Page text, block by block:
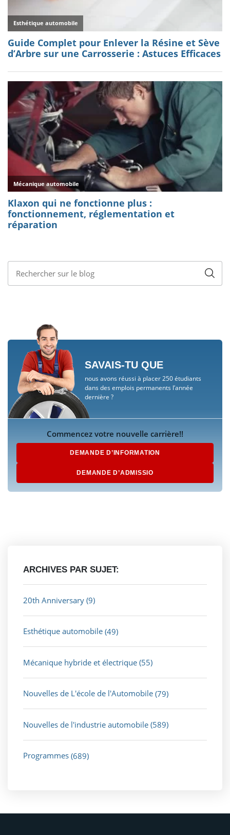
SAVAIS-TU QUE
nous avons réussi à placer 250 étudiants
dans des emplois permanents l’année
dernière ?
Commencez votre nouvelle carrière!!
DEMANDE D’INFORMATION
DEMANDE D’ADMISSIO
ARCHIVES PAR SUJET:
20th Anniversary (9)
Esthétique automobile (49)
Mécanique hybride et électrique (55)
Nouvelles de L'école de l'Automobile (79)
Nouvelles de l'industrie automobile (589)
Programmes (689)